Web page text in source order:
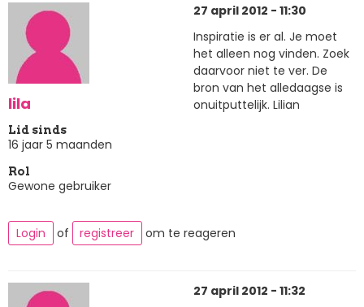
lila
Lid sinds
16 jaar 5 maanden
Rol
Gewone gebruiker
27 april 2012 - 11:30
Inspiratie is er al. Je moet
het alleen nog vinden. Zoek
daarvoor niet te ver. De
bron van het alledaagse is
onuitputtelijk. Lilian
Login of registreer om te reageren
27 april 2012 - 11:32